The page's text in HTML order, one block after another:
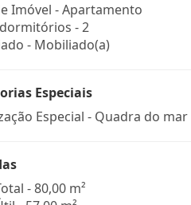
Imóvel - Apartamento
- 2
- Mobiliado(a)
Especiais
Especial - Quadra do mar
- 80,00 m²